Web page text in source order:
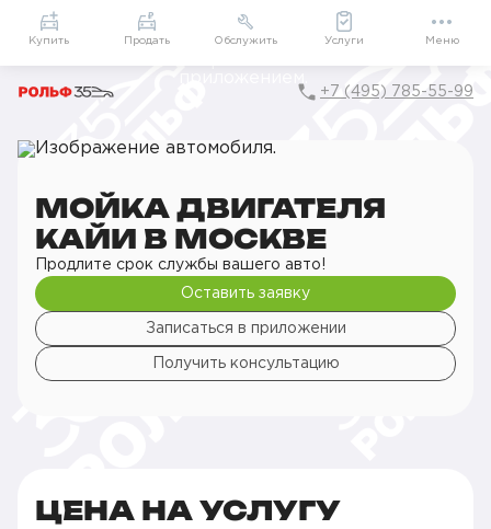
Приложение
Мой РОЛЬФ
Подарки внутри
+7 (495) 785-55-99
Главная
РОЛЬФ Сервис
Сервис KAIYI
Детейлинг
МойкаМойка двигателя
МОЙКА ДВИГАТЕЛЯ
КАЙИ В МОСКВЕ
Продлите срок службы вашего авто!
Оставить заявку
Записаться в приложении
Получить консультацию
ЦЕНА НА УСЛУГУ
Купить Продать Обслужить Услуги Меню